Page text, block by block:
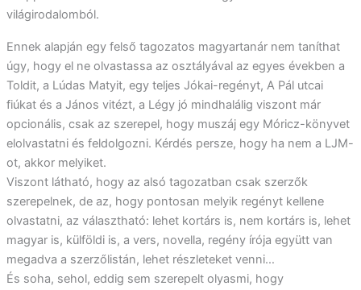
világirodalomból.
Ennek alapján egy felső tagozatos magyartanár nem taníthat
úgy, hogy el ne olvastassa az osztályával az egyes években a
Toldit, a Lúdas Matyit, egy teljes Jókai-regényt, A Pál utcai
fiúkat és a János vitézt, a Légy jó mindhalálig viszont már
opcionális, csak az szerepel, hogy muszáj egy Móricz-könyvet
elolvastatni és feldolgozni. Kérdés persze, hogy ha nem a LJM-
ot, akkor melyiket.
Viszont látható, hogy az alsó tagozatban csak szerzők
szerepelnek, de az, hogy pontosan melyik regényt kellene
olvastatni, az választható: lehet kortárs is, nem kortárs is, lehet
magyar is, külföldi is, a vers, novella, regény írója együtt van
megadva a szerzőlistán, lehet részleteket venni…
És soha, sehol, eddig sem szerepelt olyasmi, hogy